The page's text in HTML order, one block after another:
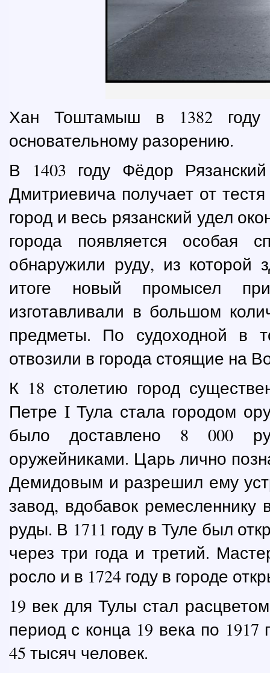
Хан Тоштамыш в 1382 году
основательному разорению.
В 1403 году Фёдор
Дмитриевича получает от
город и весь рязанский удел
города появляется особая
обнаружили руду, из которой
итоге новый промысел
изготавливали в большом
предметы. По судоходной в
отвозили в города стоящие на
К 18 столетию город
Петре I Тула стала городом
было доставлено 8 000
оружейниками. Царь лично
Демидовым и разрешил ему
завод, вдобавок
руды. В 1711 году в Туле был
через три года и третий.
росло и в 1724 году в городе
19 век для Тулы стал
период с конца 19 века по
45 тысяч человек.